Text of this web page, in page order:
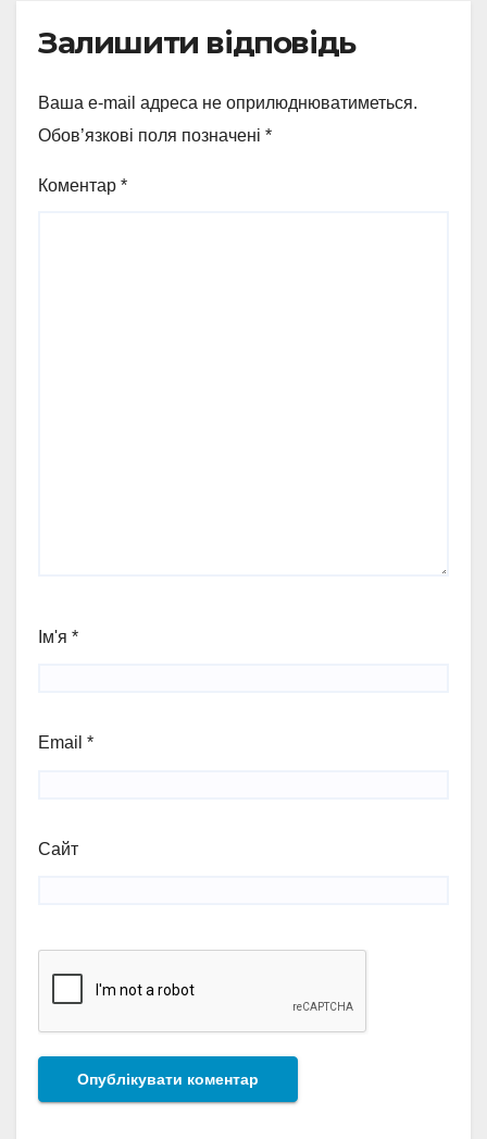
Залишити відповідь
Ваша e-mail адреса не оприлюднюватиметься.
Обов’язкові поля позначені *
Коментар *
Ім'я *
Email *
Сайт